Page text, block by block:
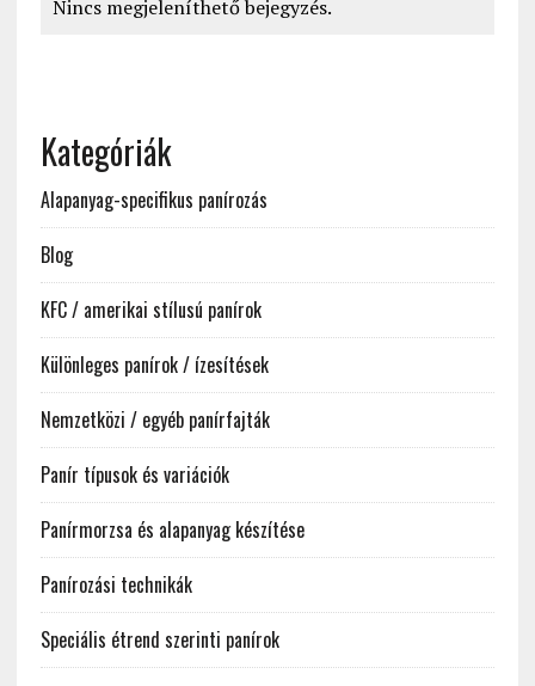
Nincs megjeleníthető bejegyzés.
Kategóriák
Alapanyag-specifikus panírozás
Blog
KFC / amerikai stílusú panírok
Különleges panírok / ízesítések
Nemzetközi / egyéb panírfajták
Panír típusok és variációk
Panírmorzsa és alapanyag készítése
Panírozási technikák
Speciális étrend szerinti panírok